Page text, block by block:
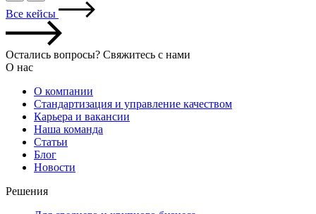
Все кейсы
Остались вопросы? Свяжитесь с нами
О нас
О компании
Стандартизация и управление качеством
Карьера и вакансии
Наша команда
Статьи
Блог
Новости
Решения